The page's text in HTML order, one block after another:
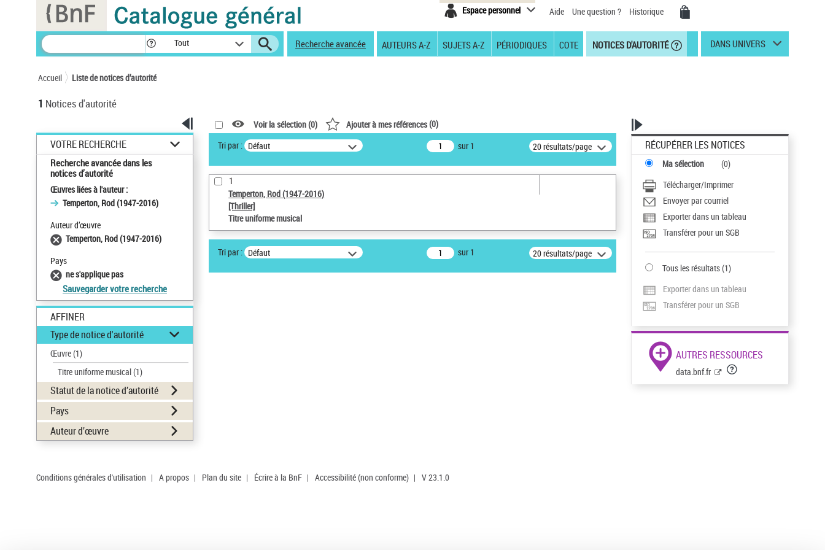
Espace personnel Aide Une question ? Historique
Tout Recherche avancée AUTEURS A-Z SUJETS A-Z PÉRIODIQUES COTE NOTICES D'AUTORITÉ DANS UNIVERS
Accueil Liste de notices d’autorité
1 Notices d'autorité
VOTRE RECHERCHE
Recherche avancée dans les
notices d’autorité
Œuvres liées à l'auteur :
Temperton, Rod (1947-2016)
Auteur d’œuvre
Temperton, Rod (1947-2016)
Pays
ne s'applique pas
Sauvegarder votre recherche
AFFINER
Type de notice d'autorité
Œuvre(1)
Titre uniforme musical(1)
Statut de la notice d’autorité
Pays
Auteur d’œuvre
Voir la sélection (0) Ajouter à mes références(0)
Tri par : Défaut sur 1 20 résultats/page
1
Temperton, Rod (1947-2016)
[Thriller]
Titre uniforme musical
Tri par : Défaut sur 1 20 résultats/page
RÉCUPÉRER LES NOTICES
Ma sélection (0)
Télécharger/Imprimer
Envoyer par courriel
Exporter dans un tableau
Transférer pour un SGB
Tous les résultats(1)
Exporter dans un tableau
Transférer pour un SGB
AUTRES RESSOURCES
data.bnf.fr
Conditions générales d'utilisation | A propos | Plan du site | Écrire à la BnF | Accessibilité (non conforme) | V 23.1.0
Panneau de gestion des cookies